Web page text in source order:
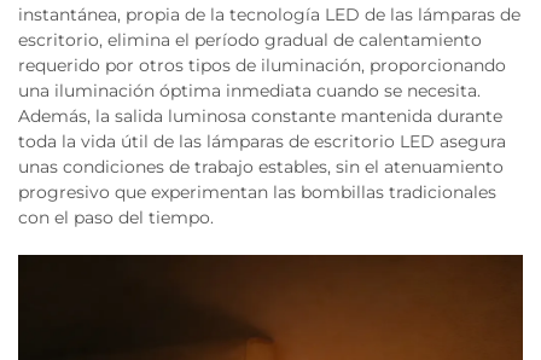
instantánea, propia de la tecnología LED de las lámparas de
escritorio, elimina el período gradual de calentamiento
requerido por otros tipos de iluminación, proporcionando
una iluminación óptima inmediata cuando se necesita.
Además, la salida luminosa constante mantenida durante
toda la vida útil de las lámparas de escritorio LED asegura
unas condiciones de trabajo estables, sin el atenuamiento
progresivo que experimentan las bombillas tradicionales
con el paso del tiempo.